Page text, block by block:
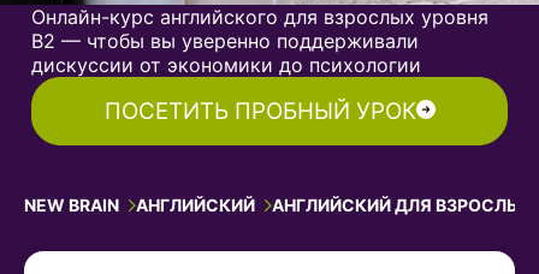
Онлайн-курс английского для взрослых уровня
B2 — чтобы вы уверенно поддерживали
дискуссии от экономики до психологии
ПОСЕТИТЬ ПРОБНЫЙ УРОК
NEW BRAIN АНГЛИЙСКИЙ АНГЛИЙСКИЙ ДЛЯ ВЗРОСЛЫХ